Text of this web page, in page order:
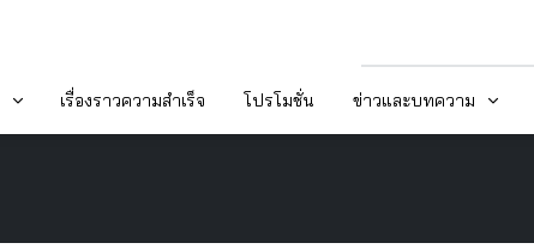
เรื่องราวความสำเร็จ โปรโมชั่น ข่าวและบทความ